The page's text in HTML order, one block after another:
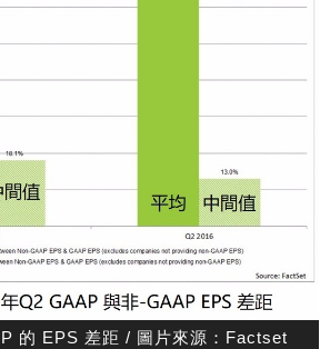
的 EPS 差距 / 圖片來源：Factset